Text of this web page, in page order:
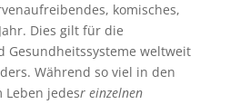
komisches,
Dies gilt für die
Gesundheitssysteme weltweit
Während so viel in den
jedesr einzelnen